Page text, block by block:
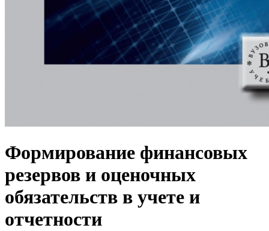
Формирование финансовых
резервов и оценочных
обязательств в учете и
отчетности